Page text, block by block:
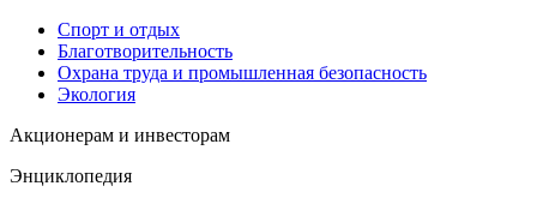
Спорт и отдых
Благотворительность
Охрана труда и промышленная безопасность
Экология
Акционерам и инвесторам
Энциклопедия